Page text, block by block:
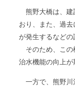
熊野大橋は、建
おり、また、過
が発生するなどの
そのため、この
治水機能の向上が
一方で、熊野川